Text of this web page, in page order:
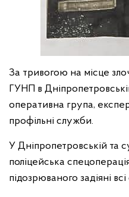
За тривогою на місце
ГУНП в
оперативна група,
профільні служби.
У Дніпропетровській та
поліцейська
підозрюваного задіяні всі